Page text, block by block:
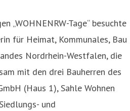
„WOHNENRW-Tage“ besuchte
für Heimat, Kommunales, Bau
Nordrhein-Westfalen, die
mit den drei Bauherren des
(Haus 1), Sahle Wohnen
und